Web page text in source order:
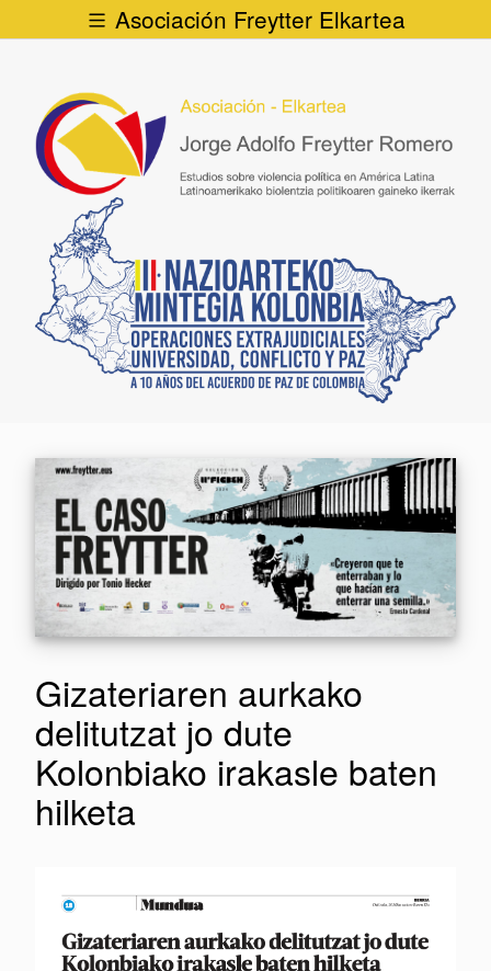
Asociación Freytter Elkartea
Gizateriaren aurkako
delitutzat jo dute
Kolonbiako irakasle baten
hilketa